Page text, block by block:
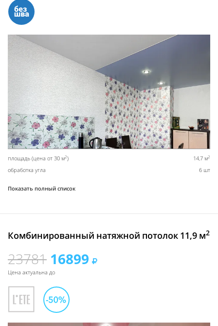
площадь (цена от 30 м2) 14,7 м2
обработка угла 6 шт
Показать полный список
Комбинированный натяжной потолок 11,9 м2
23781 16899
Цена актуальна до